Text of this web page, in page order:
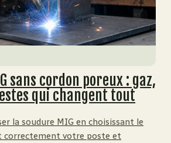
sans cordon poreux : gaz,
qui changent tout
la soudure MIG en choisissant le
correctement votre poste et